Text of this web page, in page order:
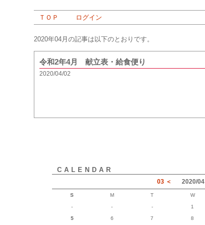
ＴＯＰ ログイン
2020年04月の記事は以下のとおりです。
令和2年4月 献立表・給食便り
2020/04/02
CALENDAR
03 2020/04
S M T W
- - - 1
5 6 7 8